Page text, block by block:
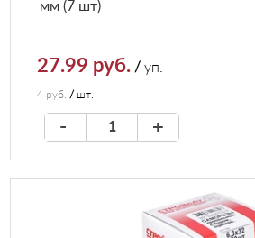
мм (7 шт)
27.99 руб. /уп.
4 руб. / шт.
- +